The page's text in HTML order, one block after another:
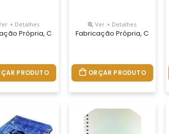
15x21,18x25 E 21x28 Cm. Capa Impressa
Do Seu Jeito.tamanhos 15x21,18x25
+ Detalhes
Própria, Cadernos Personalizados Do Seu
PRODUTO
Ver + Detalhes
Fabricação Própria,
ORÇAR PRODUTO